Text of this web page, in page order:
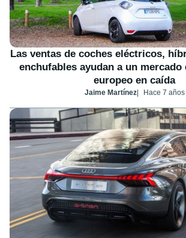
Las ventas de coches eléctricos,
enchufables ayudan a un
europeo en caída
Jaime Martínez Hace 7 años